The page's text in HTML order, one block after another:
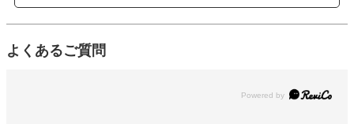
よくあるご質問
Powered by